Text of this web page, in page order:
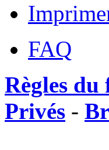
FAQ
Règles
Privés -